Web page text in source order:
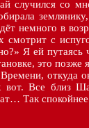
случился со
немного в
смотрит с
Я ей
это позже
откуда
Все близ
Так